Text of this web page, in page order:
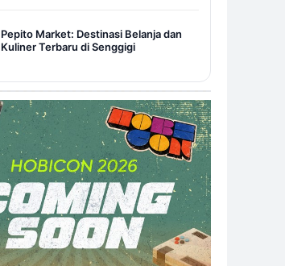
Pepito Market: Destinasi Belanja dan
Kuliner Terbaru di Senggigi